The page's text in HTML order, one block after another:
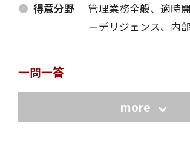
得意分野
管理業務全般、適時
ーデリジェンス、 内
一問一答